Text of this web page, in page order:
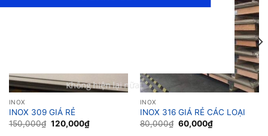
INOX
INOX 309 GIÁ RẺ
150,000₫ Original
price
120,000₫Current
price
INOX
INOX 316 GIÁ RẺ CÁC LOẠI
80,000₫ Original
price
60,000₫Current
price